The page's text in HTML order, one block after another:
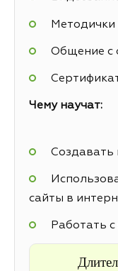
Методички
Общение с
Чему научат:
Создавать
сайты в
Работать